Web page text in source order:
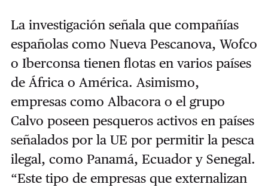
La investigación señala que compañías
españolas como Nueva Pescanova, Wofco
o Iberconsa tienen flotas en varios países
de África o América. Asimismo,
empresas como Albacora o el grupo
Calvo poseen pesqueros activos en países
señalados por la UE por permitir la pesca
ilegal, como Panamá, Ecuador y Senegal.
“Este tipo de empresas que externalizan